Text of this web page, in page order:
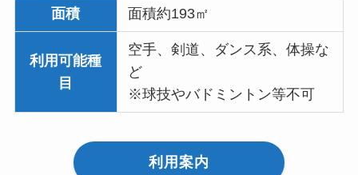
面積 面積約193㎡
利用可能種
目
空手、剣道、ダンス系、体操な
ど
※球技やバドミントン等不可
利用案内